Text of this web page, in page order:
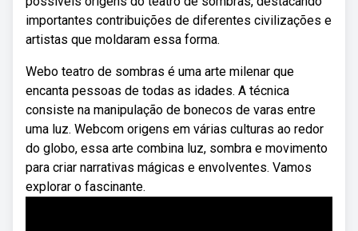
importantes contribuições de diferentes civilizações e
artistas que moldaram essa forma.
Webo teatro de sombras é uma arte milenar que
encanta pessoas de todas as idades. A técnica
consiste na manipulação de bonecos de varas entre
uma luz. Webcom origens em várias culturas ao redor
do globo, essa arte combina luz, sombra e movimento
para criar narrativas mágicas e envolventes. Vamos
explorar o fascinante.